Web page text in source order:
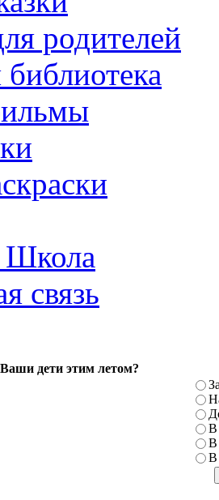
родителей
библиотека
Школа
связь
дети этим летом?
В
В
В